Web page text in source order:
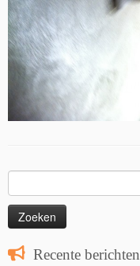
naar:
Recente berichten